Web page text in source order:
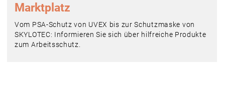
Marktplatz
Vom PSA-Schutz von UVEX bis zur Schutzmaske von
SKYLOTEC: Informieren Sie sich über hilfreiche Produkte
zum Arbeitsschutz.